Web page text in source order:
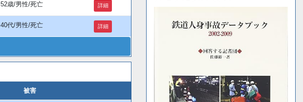
52歳/男性/死亡 詳細
40代/男性/死亡 詳細
被害